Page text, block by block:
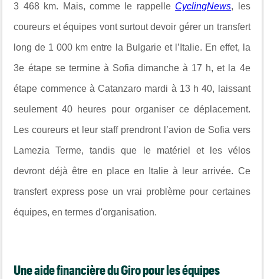
3 468 km. Mais, comme le rappelle CyclingNews, les
coureurs et équipes vont surtout devoir gérer un transfert
long de 1 000 km entre la Bulgarie et l’Italie. En effet, la
3e étape se termine à Sofia dimanche à 17 h, et la 4e
étape commence à Catanzaro mardi à 13 h 40, laissant
seulement 40 heures pour organiser ce déplacement.
Les coureurs et leur staff prendront l’avion de Sofia vers
Lamezia Terme, tandis que le matériel et les vélos
devront déjà être en place en Italie à leur arrivée. Ce
transfert express pose un vrai problème pour certaines
équipes, en termes d'organisation.
Une aide financière du Giro pour les équipes